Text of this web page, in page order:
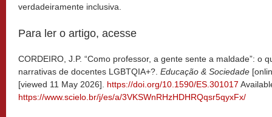
verdadeiramente inclusiva.
Para ler o artigo, acesse
CORDEIRO, J.P. “Como professor, a gente sente a maldade”: o
narrativas de docentes LGBTQIA+?. Educação & Sociedade
[viewed 11 May 2026]. https://doi.org/10.1590/ES.301017
https://www.scielo.br/j/es/a/3VKSWnRHzHDHRQqsr5qyxFx/